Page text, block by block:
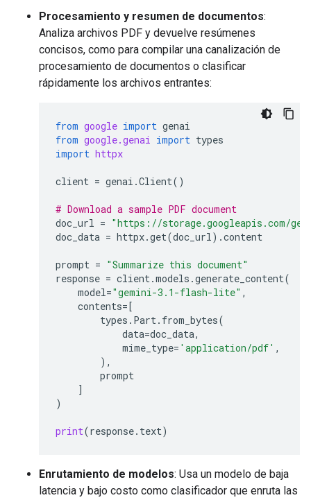
Procesamiento y resumen de documentos:
Analiza archivos PDF y devuelve resúmenes
concisos, como para compilar una canalización de
procesamiento de documentos o clasificar
rápidamente los archivos entrantes:
from google import genai
from google.genai import types
import httpx
client = genai .Client()
# Download a sample PDF document
doc_url = "https://storage.googleapis.com/
doc_data = httpx.get(doc_url) .content
prompt = "Summarize this document"
response = client.models .generate_content(
model="gemini-3.1-flash-lite" ,
contents=[
types . Part. from_bytes(
data=doc_data,
mime_type= 'application/pdf' ,
),
prompt
]
)
print(response. text)
Enrutamiento de modelos: Usa un modelo de baja
latencia y bajo costo como clasificador que enruta las